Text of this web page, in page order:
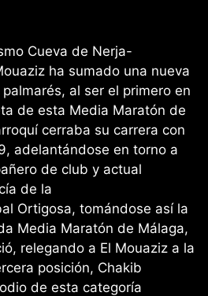
Cueva de Nerja-
ha sumado una nueva
al ser el primero en
de esta Media Maratón de
cerraba su carrera con
adelantándose en torno a
de club y actual
de la
Ortigosa, tomándose así la
Media Maratón de Málaga,
relegando a El Mouaziz a la
posición, Chakib
de esta categoría